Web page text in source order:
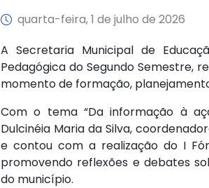
quarta-feira, 1 de julho de 2026
A Secretaria Municipal de
Pedagógica do Segundo Semestre,
momento de formação,
Com o tema “Da informação à
Dulcinéia Maria da Silva,
e contou com a realização do I
promovendo reflexões e debates
do município.